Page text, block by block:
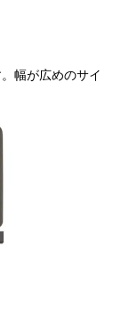
幅が広めのサイ